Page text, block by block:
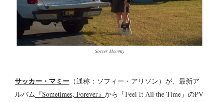
Soccer Mommy
サッカー・マミー （通称：ソフィー・アリソン）が、最新ア
ルバム 『Sometimes, Forever』 から「Feel It All the Time」のPV